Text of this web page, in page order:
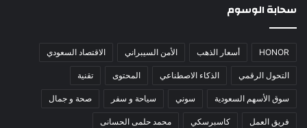
سحابة الوسوم
HONOR أسعار الذهب الأمن السيبراني الاقتصاد السعودي
التحول الرقمي الذكاء الاصطناعي المحتوى تقنية
سوق الأسهم السعودية سوني سياحة و سفر صحة و جمال
فريق العمل كاسبرسكي محمد حلمى الحسانى